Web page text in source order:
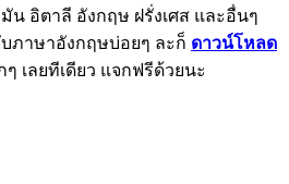
น อิตาลี อังกฤษ ฝรั่งเศส และอื่นๆ
ภาษาอังกฤษบ่อยๆ ละก็ ดาวน์โหลด
ๆ เลยทีเดียว แจกฟรีด้วยนะ